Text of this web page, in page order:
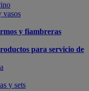
vasos
y fiambreras
para servicio de
y sets